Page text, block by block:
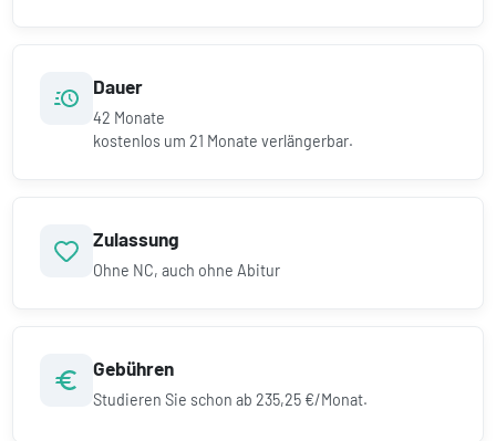
Dauer
42 Monate
kostenlos um21 Monate verlängerbar.
Zulassung
Ohne NC, auch ohne Abitur
Gebühren
Studieren Sie schon ab235,25 €/Monat.